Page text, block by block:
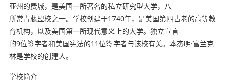
亚州的费城，是美国一所著名的私立研究型大学，八
所常青藤盟校之一。学校创建于1740年，是美国第四古老的高等教
育机构，以及美国第一所现代意义上的大学。独立宣言
的9位签字者和美国宪法的11位签字者与该校有关。本杰明·富兰克
林是学校的创建人。
学校简介